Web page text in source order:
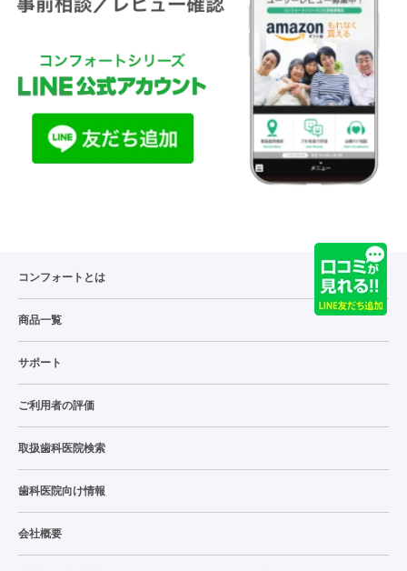
コンフォートとは
商品一覧
サポート
ご利用者の評価
取扱歯科医院検索
歯科医院向け情報
会社概要